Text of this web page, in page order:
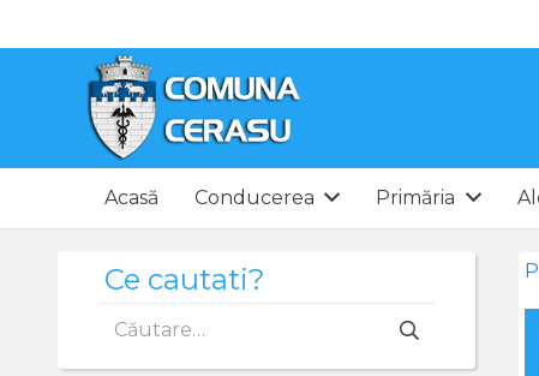
Acasă Conducerea Primăria
Ce cautati?
după: